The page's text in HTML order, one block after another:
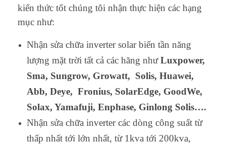
kiến thức tốt chúng tôi nhận thực hiện các hạng
mục như:
Nhận sửa chữa inverter solar biến tần năng
lượng mặt trời tất cả các hãng nhưLuxpower,
Sma, Sungrow, Growatt, Solis, Huawei,
Abb, Deye, Fronius, SolarEdge, GoodWe,
Solax, Yamafuji, Enphase, Ginlong Solis….
Nhận sửa chữa inverter các dòng công suất từ
thấp nhất tới lớn nhất, từ 1kva tới 200kva,